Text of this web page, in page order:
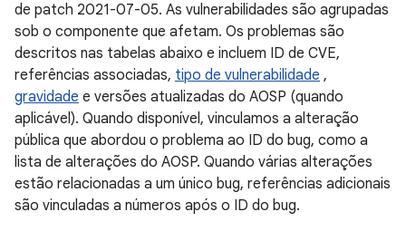
de patch 2021-07-05. As vulnerabilidades são agrupadas
sob o componente que afetam. Os problemas são
descritos nas tabelas abaixo e incluem ID de CVE,
referências associadas, tipo de vulnerabilidade ,
gravidade e versões atualizadas do AOSP (quando
aplicável). Quando disponível, vinculamos a alteração
pública que abordou o problema ao ID do bug, como a
lista de alterações do AOSP. Quando várias alterações
estão relacionadas a um único bug, referências adicionais
são vinculadas a números após o ID do bug.